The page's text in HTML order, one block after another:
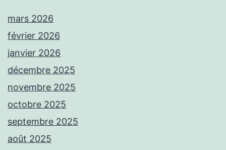
mars 2026
février 2026
janvier 2026
décembre 2025
novembre 2025
octobre 2025
septembre 2025
août 2025